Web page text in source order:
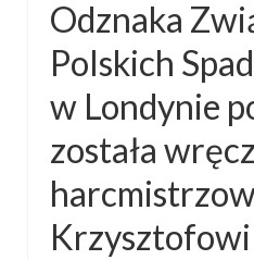
Odznaka
Polskich
w Londynie
została
Krzysztofowi